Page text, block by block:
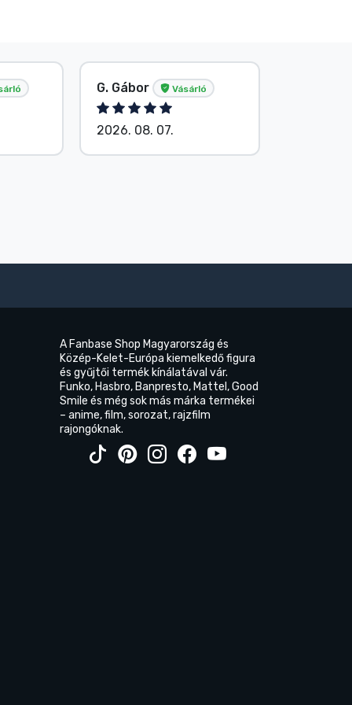
G. Gábor Vásárló
2026. 08. 07.
A Fanbase Shop Magyarország és
Közép-Kelet-Európa kiemelkedő figura
és gyűjtői termék kínálatával vár.
Funko, Hasbro, Banpresto, Mattel, Good
Smile és még sok más márka termékei
– anime, film, sorozat, rajzfilm
rajongóknak.